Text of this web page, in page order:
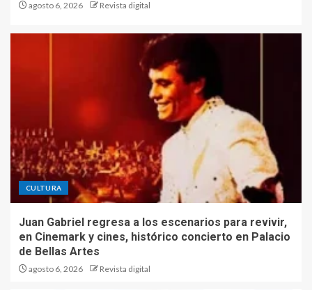
agosto 6, 2026 Revista digital
CULTURA
Juan Gabriel regresa a los escenarios para revivir,
en Cinemark y cines, histórico concierto en Palacio
de Bellas Artes
agosto 6, 2026 Revista digital